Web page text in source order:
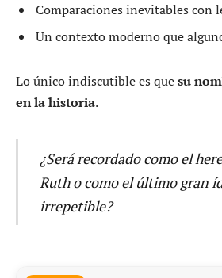
Comparaciones inevitables con
Un contexto moderno que
Lo único indiscutible es quesu
en la historia.
¿Será recordado como el
Ruth o como el último gran
irrepetible?